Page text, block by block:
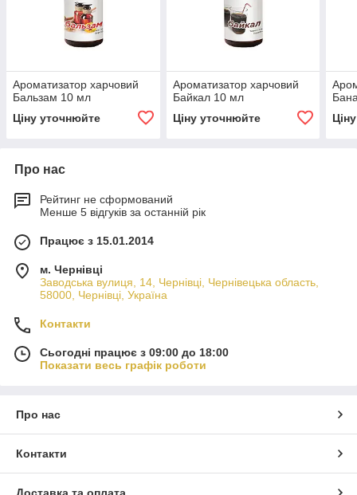
Ароматизатор харчовий
Бальзам 10 мл
Ціну уточнюйте
Ароматизатор харчовий
Байкал 10 мл
Ціну уточнюйте
Про нас
Рейтинг не сформований
Менше 5 відгуків за останній рік
Працює з 15.01.2014
м. Чернівці
Заводська вулиця, 14, Чернівці, Чернівецька область,
58000, Чернівці, Україна
Контакти
Сьогодні працює з 09:00 до 18:00
Показати весь графік роботи
Про нас
Контакти